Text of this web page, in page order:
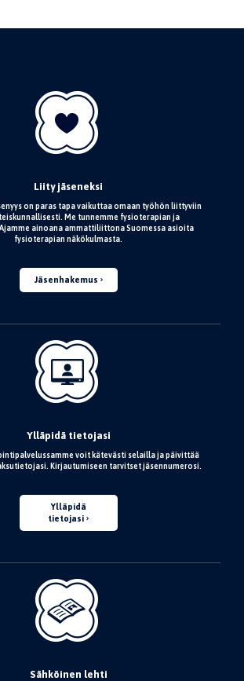
Liity jäseneksi
on paras tapa vaikuttaa omaan työhön liittyviin
Me tunnemme fysioterapian ja
ainoana ammattiliittona Suomessa asioita
fysioterapian näkökulmasta.
Jäsenhakemus
Ylläpidä tietojasi
voit kätevästi selailla ja päivittää
Kirjautumiseen tarvitset jäsennumerosi.
Ylläpidä
tietojasi
Sähköinen lehti